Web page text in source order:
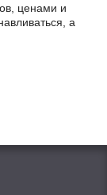
ценами и
а